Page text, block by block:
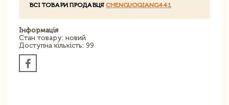
ВСІ ТОВАРИ ПРОДАВЦЯ CHENGUOQIANG441
Інформація
Стан товару: новий
Доступна кількість: 99